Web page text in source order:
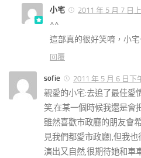
小宅 2011 年 5 月 7 日
^^
這部真的很好笑唷，小
回覆
sofie 2011 年 5 月 6 日下
親愛的小宅:去追了最佳愛
笑,在某一個時候我還是會
雖然喜歡市政廳的朋友會
見我們都愛市政廳),但我
演出又自然,很期待她和車